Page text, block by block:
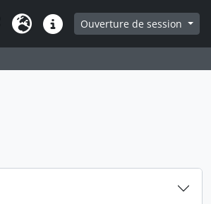
browse page
papier
LangueLiens rapidesOuverture de session